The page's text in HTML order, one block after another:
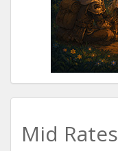
Mid Rates